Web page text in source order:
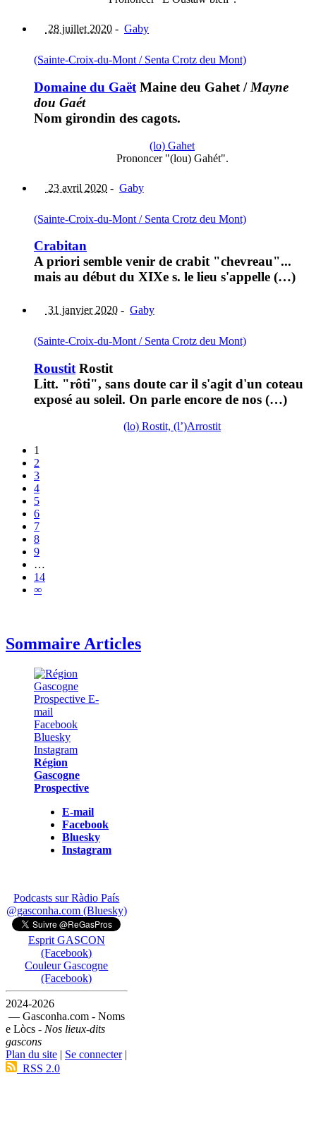
28 juillet 2020 - Gaby
(Sainte-Croix-du-Mont / Senta Crotz deu Mont)
Domaine du Gaët Maine deu Gahet / Mayne
dou Gaét
Nom girondin des cagots.
(lo) Gahet
Prononcer "(lou) Gahét".
23 avril 2020 - Gaby
(Sainte-Croix-du-Mont / Senta Crotz deu Mont)
Crabitan
A priori semble venir de crabit "chevreau"...
mais au début du XIXe s. le lieu s'appelle (…)
31 janvier 2020 - Gaby
(Sainte-Croix-du-Mont / Senta Crotz deu Mont)
Roustit Rostit
Litt. "rôti", sans doute car il s'agit d'un coteau
exposé au soleil. On parle encore de nos (…)
(lo) Rostit, (l’)Arrostit
1
2
3
4
5
6
7
8
9
…
14
∞
Sommaire Articles
Région
Gascogne
Prospective
E-mail
Facebook
Bluesky
Instagram
Podcasts sur Ràdio País
@gasconha.com (Bluesky)
Esprit GASCON
(Facebook)
Couleur Gascogne
(Facebook)
2024-2026
— Gasconha.com - Noms
e Lòcs - Nos lieux-dits
gascons
Plan du site | Se connecter|
RSS 2.0